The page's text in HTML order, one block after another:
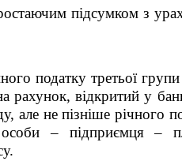
підсумком з
податку третьої
відкритий у
але не пізніше річного
– підприємця –